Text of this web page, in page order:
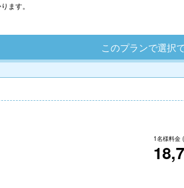
ます。
このプランで選択
1名様料金